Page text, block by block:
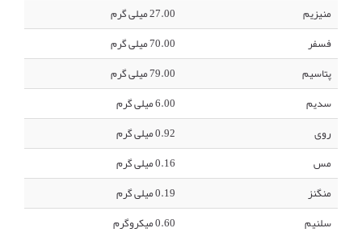
منیزیم
27.00 میلی گرم
فسفر
70.00 میلی گرم
پتاسیم
79.00 میلی گرم
سدیم
6.00 میلی گرم
روی
0.92 میلی گرم
مس
0.16 میلی گرم
منگنز
0.19 میلی گرم
سلنیم
0.60 میکروگرم